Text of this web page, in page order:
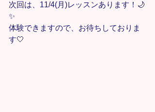
次回は、11/4(月)レッスンあります！🌙
✨
体験できますので、お待ちしておりま
す🤍